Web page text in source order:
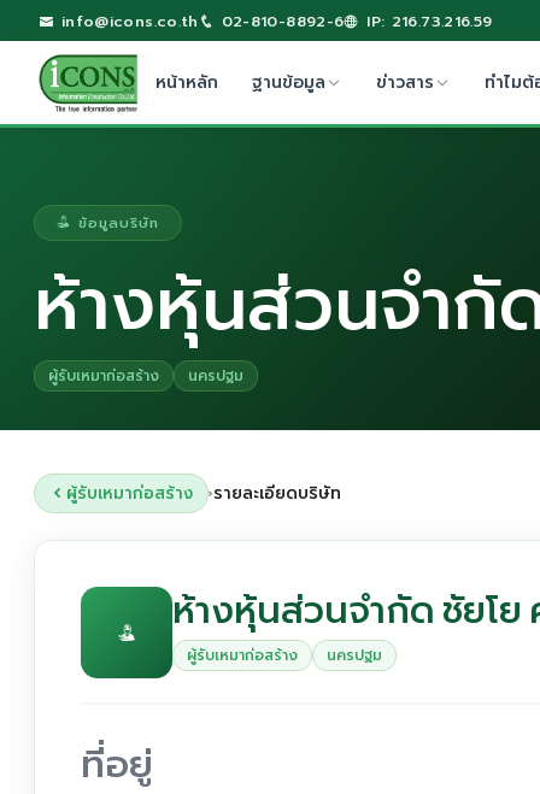
info@icons.co.th 02-810-8892-6 IP: 216.73.216.59
หน้าหลัก ฐานข้อมูล ข่าวสาร ทำไมต้
ข้อมูลบริษัท
ห้างหุ้นส่วนจำกั
ผู้รับเหมาก่อสร้าง นครปฐม
ผู้รับเหมาก่อสร้าง ›รายละเอียดบริษัท
ห้างหุ้นส่วนจำกัด ชัยโย
ผู้รับเหมาก่อสร้าง นครปฐม
ที่อยู่